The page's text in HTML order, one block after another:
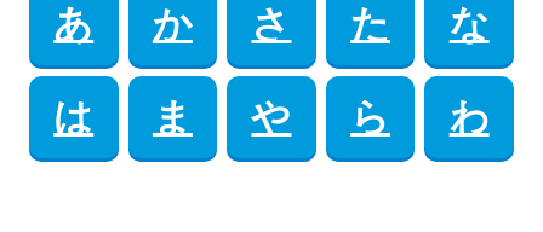
あ か さ た な
は ま や ら わ